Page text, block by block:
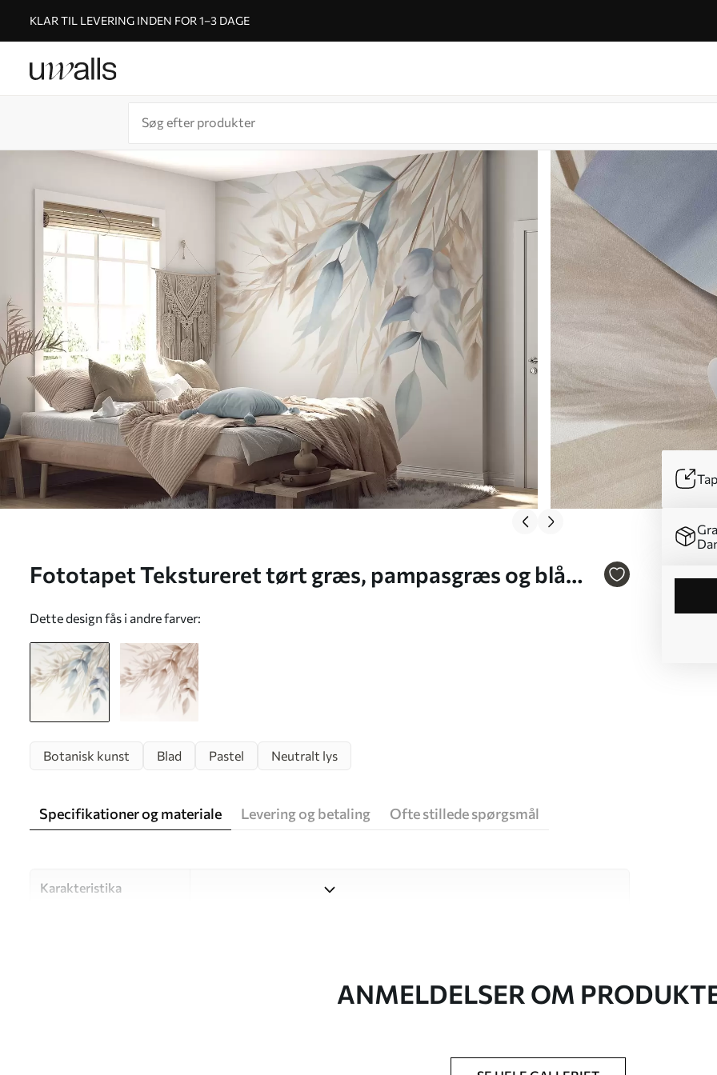
KLAR TIL LEVERING INDEN FOR 1–3 DAGE
Fototapet Tekstureret tørt græs, pampasgræs og blå
Dette design fås i andre farver:
Botanisk kunst Blad Pastel Neutralt lys
Specifikationer og materiale Levering og betaling Ofte stillede spørgsmål
Karakteristika
ANMELDELSER OM